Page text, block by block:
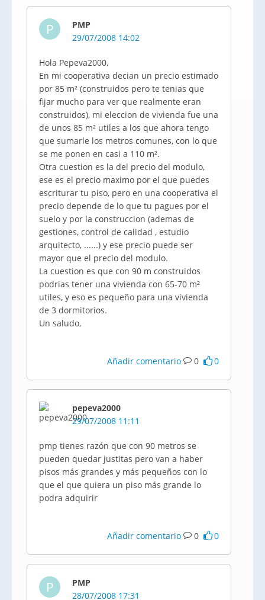
P
PMP
29/07/2008 14:02
Hola Pepeva2000,
En mi cooperativa decian un precio estimado
por 85 m² (construidos pero te tenias que
fijar mucho para ver que realmente eran
construidos), mi eleccion de vivienda fue una
de unos 85 m² utiles a los que ahora tengo
que sumarle los metros comunes, con lo que
se me ponen en casi a 110 m².
Otra cuestion es la del precio del modulo,
ese es el precio maximo por el que puedes
escriturar tu piso, pero en una cooperativa el
precio depende de lo que tu pagues por el
suelo y por la construccion (ademas de
gestiones, control de calidad , estudio
arquitecto, ......) y ese precio puede ser
mayor que el precio del modulo.
La cuestion es que con 90 m construidos
podrias tener una vivienda con 65-70 m²
utiles, y eso es pequeño para una vivienda
de 3 dormitorios.
Un saludo,
Añadir comentario 0 0
pepeva2000
29/07/2008 11:11
pmp tienes razón que con 90 metros se
pueden quedar justitas pero van a haber
pisos más grandes y más pequeños con lo
que el que quiera un piso más grande lo
podra adquirir
Añadir comentario 0 0
P
PMP
28/07/2008 17:31